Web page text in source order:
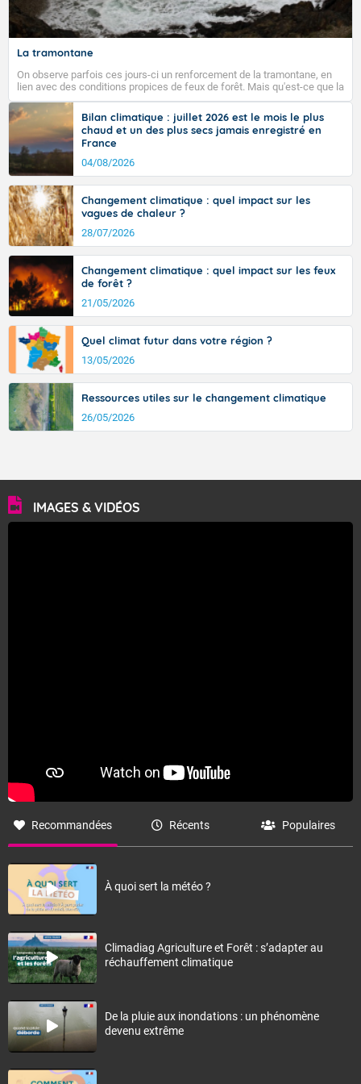
La tramontane
On observe parfois ces jours-ci un renforcement de la tramontane, en
lien avec des conditions propices de feux de forêt. Mais qu'est-ce que la
tramontane ? Quelles sont ses caractéristiques ? La tramontane est un
vent turbulent soufflant de secteur nord-ouest à nord, ou ouest à nord-
ouest, dans un secteur qui part du Roussillon à la vallée de l’Aude et à
l’ouest de l’Hérault. L’étymologie de ce vent vient du latin trasmontanus,
signifiant au-delà des monts, en allusion aux régions montagneuses
d’où provient ce vent.
Bilan climatique : juillet 2026 est le mois le plus
chaud et un des plus secs jamais enregistré en
France
04/08/2026
Changement climatique : quel impact sur les
vagues de chaleur ?
28/07/2026
Changement climatique : quel impact sur les feux
de forêt ?
21/05/2026
Quel climat futur dans votre région ?
13/05/2026
Ressources utiles sur le changement climatique
26/05/2026
IMAGES & VIDÉOS
Recommandées Récents Populaires
À quoi sert la météo ?
Climadiag Agriculture et Forêt : s’adapter au
réchauffement climatique
De la pluie aux inondations : un phénomène
devenu extrême